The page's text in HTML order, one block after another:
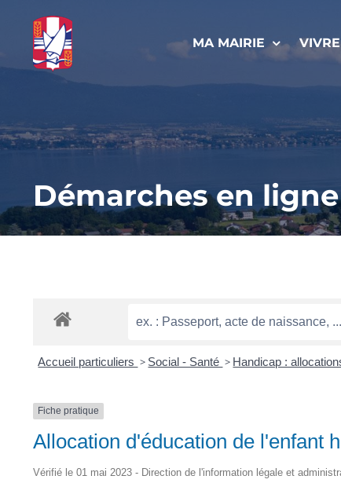
contenu
MA MAIRIE
Démarches en ligne
Accueil particuliers > Social - Santé > Handicap :
Fiche pratique
Allocation d'éducation de l'enfant
Vérifié le 01 mai 2023 - Direction de l'information légale et